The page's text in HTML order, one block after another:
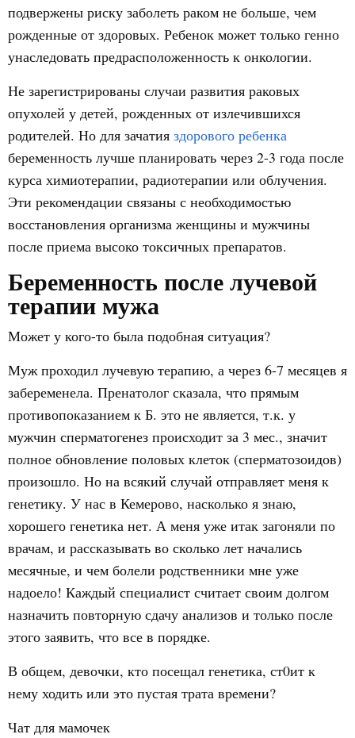
подвержены риску заболеть раком не больше, чем
рожденные от здоровых. Ребенок может только генно
унаследовать предрасположенность к онкологии.
Не зарегистрированы случаи развития раковых
опухолей у детей, рожденных от излечившихся
родителей. Но для зачатия здорового ребенка
беременность лучше планировать через 2-3 года после
курса химиотерапии, радиотерапии или облучения.
Эти рекомендации связаны с необходимостью
восстановления организма женщины и мужчины
после приема высоко токсичных препаратов.
Беременность после лучевой
терапии мужа
Может у кого-то была подобная ситуация?
Муж проходил лучевую терапию, а через 6-7 месяцев я
забеременела. Пренатолог сказала, что прямым
противопоказанием к Б. это не является, т.к. у
мужчин сперматогенез происходит за 3 мес., значит
полное обновление половых клеток (сперматозоидов)
произошло. Но на всякий случай отправляет меня к
генетику. У нас в Кемерово, насколько я знаю,
хорошего генетика нет. А меня уже итак загоняли по
врачам, и рассказывать во сколько лет начались
месячные, и чем болели родственники мне уже
надоело! Каждый специалист считает своим долгом
назначить повторную сдачу анализов и только после
этого заявить, что все в порядке.
В общем, девочки, кто посещал генетика, ст0ит к
нему ходить или это пустая трата времени?
Чат для мамочек